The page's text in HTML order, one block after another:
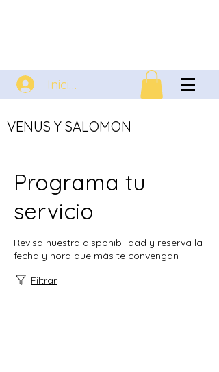
Iniciar sesión
VENUS Y SALOMON
Programa tu
servicio
Revisa nuestra disponibilidad y reserva la
fecha y hora que más te convengan
Filtrar